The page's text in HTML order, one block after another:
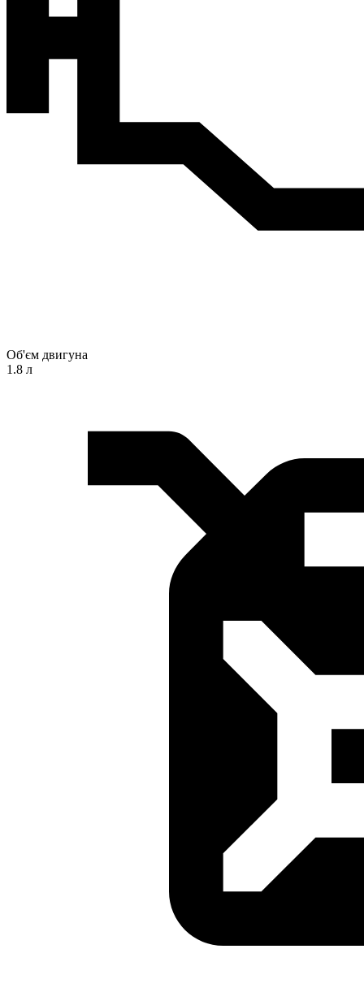
Об'єм двигуна
1.8 л